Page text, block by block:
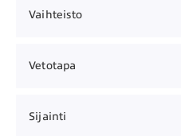
Vaihteisto
Vetotapa
Sijainti